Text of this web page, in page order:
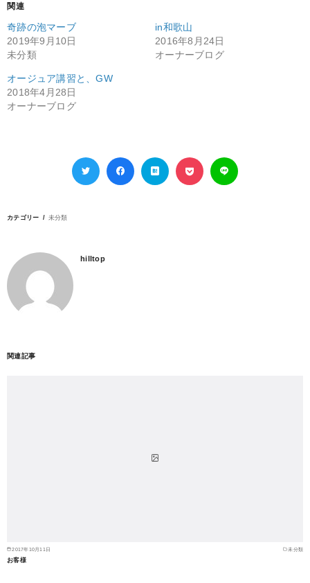
関連
奇跡の泡マーブ
2019年9月10日
未分類
in和歌山
2016年8月24日
オーナーブログ
オージュア講習と、GW
2018年4月28日
オーナーブログ
カテゴリー 未分類
hilltop
関連記事
2017年10月11日 未分類
お客様